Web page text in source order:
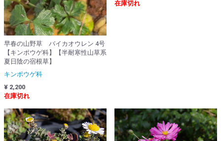
早春の山野草 バイカオウレン 4号
【キンポウゲ科】【半耐寒性山草系
夏日陰の宿根草】
キンポウゲ科
¥ 2,200
在庫切れ
在庫切れ